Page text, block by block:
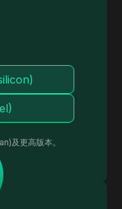
及更高版本。